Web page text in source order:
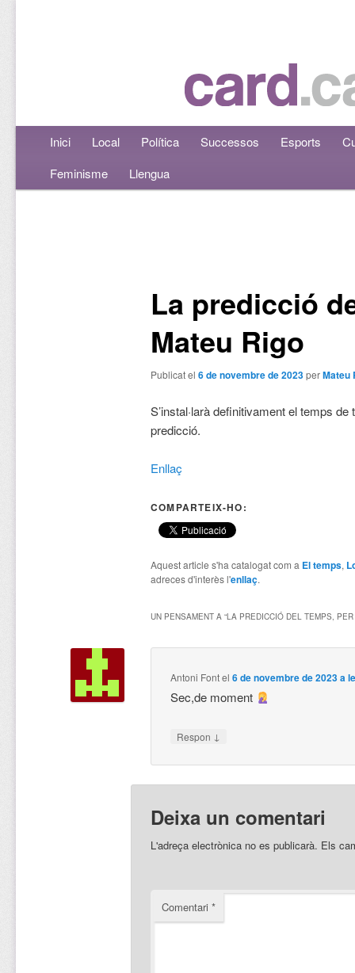
Menú principalAneu al contingut principal
Aneu al contingut secundari
Inici Local Política Successos Esports
Feminisme
Llengua
La predicció
Mateu Rigo
Publicat el 6 de novembre de 2023perMateu
S’instal·larà definitivament el temps
predicció.
Enllaç
COMPARTEIX-HO:
Aquest article s'ha catalogat com a El temps,
adreces d'interès l'enllaç.
UN PENSAMENT A “LA PREDICCIÓ DEL TEMPS,
Antoni Fontel6 de novembre de 2023 a
Sec,de moment
Respon ↓
Deixa un comentari
L'adreça electrònica no es publicarà. Els
Comentari *